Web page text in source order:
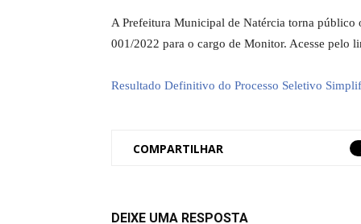
A Prefeitura Municipal de Natércia torna
001/2022 para o cargo de Monitor. Acesse pelo
Resultado Definitivo do Processo Seletivo
COMPARTILHAR
DEIXE UMA RESPOSTA